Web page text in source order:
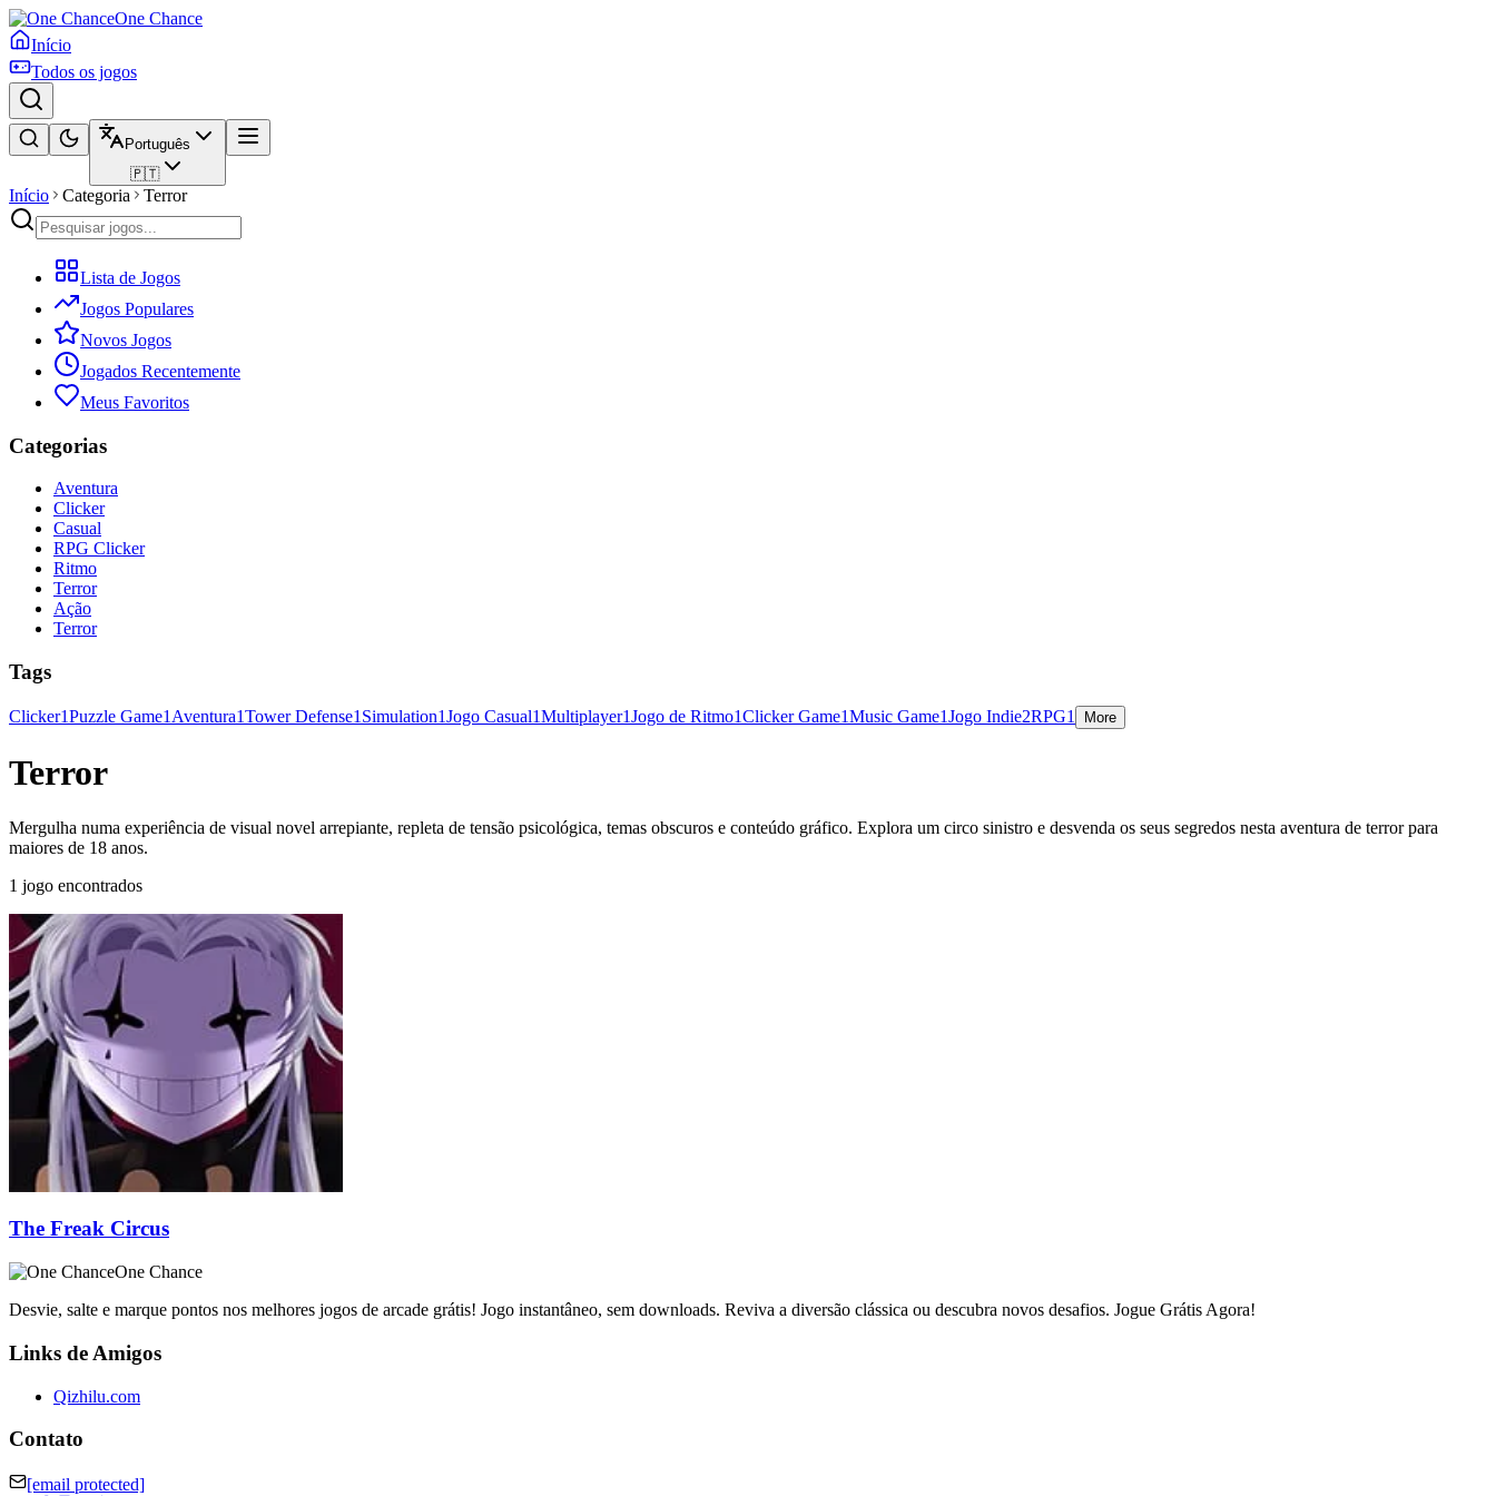
One Chance
Início
Todos os jogos
Português
🇵🇹
Início Categoria Terror
Lista de Jogos
Jogos Populares
Novos Jogos
Jogados Recentemente
Meus Favoritos
Categorias
Aventura
Clicker
Casual
RPG Clicker
Ritmo
Terror
Ação
Terror
Tags
Clicker1Puzzle Game1 Aventura1Tower Defense1 Simulation1Jogo Casual1Multiplayer1Jogo de Ritmo1Clicker Game1Music Game1Jogo Indie2RPG1 More
Terror
Mergulha numa experiência de visual novel arrepiante, repleta de tensão psicológica, temas obscuros e conteúdo gráfico. Explora um circo sinistro e desvenda os seus segredos nesta aventura de terror para
maiores de 18 anos.
1 jogo encontrados
The Freak Circus
One Chance
Desvie, salte e marque pontos nos melhores jogos de arcade grátis! Jogo instantâneo, sem downloads. Reviva a diversão clássica ou descubra novos desafios. Jogue Grátis Agora!
Links de Amigos
Qizhilu.com
Contato
[email protected]